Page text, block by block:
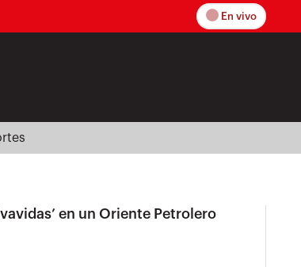
En vivo
en un Oriente Petrolero